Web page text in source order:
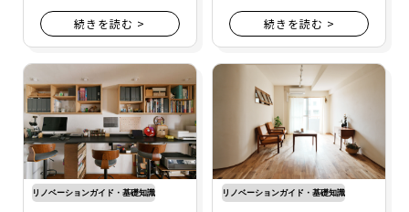
続きを読む > 続きを読む >
リノベーションガイド・基礎知識 リノベーションガイド・基礎知識